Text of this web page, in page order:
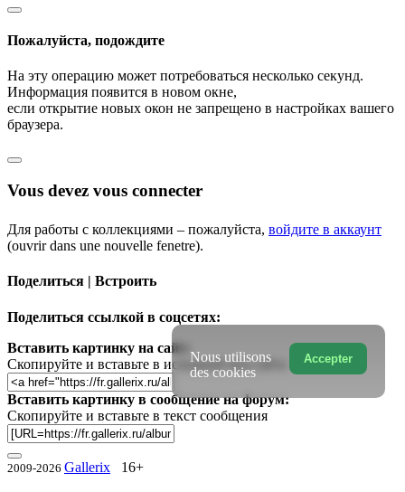
Пожалуйста, подождите
На эту операцию может потребоваться несколько секунд.
Информация появится в новом окне,
если открытие новых окон не запрещено в настройках вашего
браузера.
Vous devez vous connecter
Для работы с коллекциями – пожалуйста, войдите в аккаунт
(ouvrir dans une nouvelle fenetre).
Поделиться | Встроить
Поделиться ссылкой в соцсетях:
Вставить картинку на сайт:
Скопируйте и вставьте в исходный код сайта
Вставить картинку в сообщение на форум:
Скопируйте и вставьте в текст сообщения
2009-2026 Gallerix 16+
Accepter
Nous utilisons
des cookies